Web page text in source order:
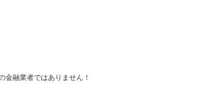
金融業者ではありません！